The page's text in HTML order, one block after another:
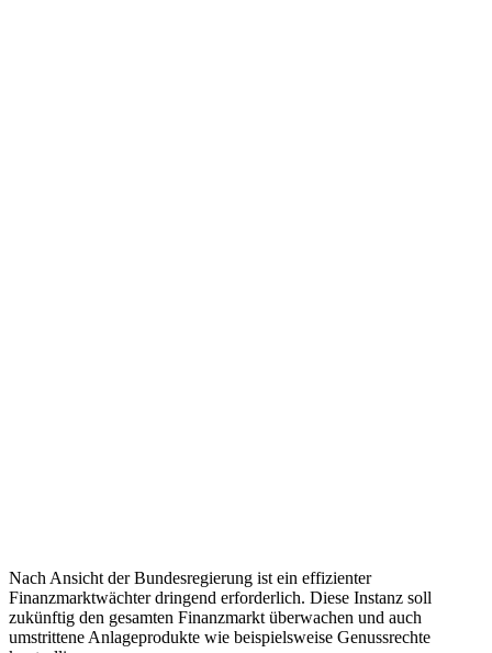
Nach Ansicht der Bundesregierung ist ein effizienter
Finanzmarktwächter dringend erforderlich. Diese Instanz soll
zukünftig den gesamten Finanzmarkt überwachen und auch
umstrittene Anlageprodukte wie beispielsweise Genussrechte